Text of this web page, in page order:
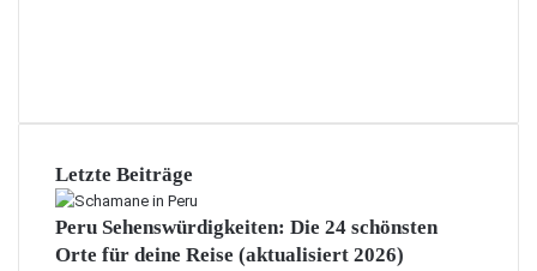
Letzte Beiträge
Peru Sehenswürdigkeiten: Die 24 schönsten
Orte für deine Reise (aktualisiert 2026)